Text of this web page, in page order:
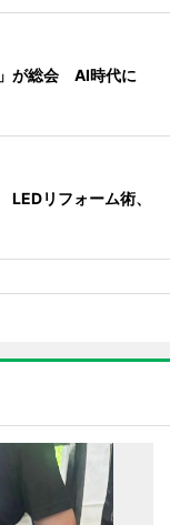
」が総会 AI時代に
リフォーム術、